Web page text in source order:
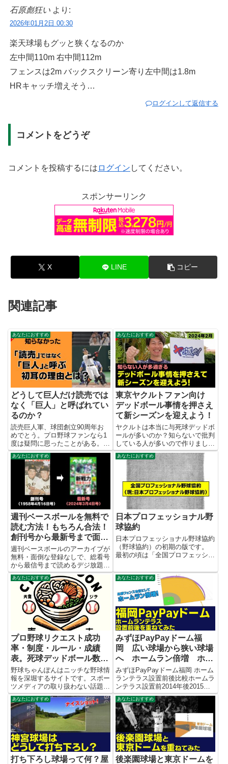
石原彪狂い より:
2026年01月2日 00:30
楽天球場もグッと狭くなるのか
左中間110m 右中間112m
フェンスは2m バックスクリーン寄り左中間は1.8m
HRキャッチ増えそう…
ログインして返信する
コメントをどうぞ
コメントを投稿するには ログイン してください。
スポンサーリンク
X LINE コピー
関連記事
あなたにおすすめ
どうして巨人だけ読売では
なく「巨人」と呼ばれてい
るのか？
読売巨人軍、球団創立90周年お
めでとう。プロ野球ファンなら1
度は疑問に思ったことがある。
「読売」ではなく「巨人」という
呼び方の理由を調べたら面白かっ
たのでご紹介する。
あなたにおすすめ
東京ヤクルトファン向け
デッドボール事情を押さえ
て新シーズンを迎えよう！
ヤクルトは本当に与死球デッドボ
ールが多いのか？知らないで批判
している人が多いので作りまし
た。 この動画はゴミ球団と言わ
れてショックを受けてしまった東
京ヤクルトファンのうちの、おそ
らくプロ野球ファン歴の浅い方向
けに制作したものである。 そし
て...
あなたにおすすめ
週刊ベースボールを無料で
読む方法！もちろん合法！
創刊号から最新号まで面倒
な登録なしでOK！
週刊ベースボールのアーカイブが
無料・面倒な登録なしで、総看号
から最信号まで読めるデジ放題サ
ービスがすごいので紹介する。
発行元であるベースボールマガジ
ン社の正規サービスなのでもちろ
ん合法安心して試してみて欲しい
手順１ ↓のリンクからデジ放...
あなたにおすすめ
日本プロフェッショナル野
球協約
日本プロフェッショナル野球協約
（野球協約）の初期の版です。
最初の頃は「全国プロフェッショ
のですね。 また、未審議事項と
いう位置付けの条文があることも
わかります。 野球協約を研究さ
れている方やマニアの方に喜んで
いただけるかと。 ちなみに、
2000年頃以降の版は日本プロ野
球選手会サイトにアップされてい
ます。
あなたにおすすめ
プロ野球リクエスト成功
率・制度・ルール・成績
表。死球デッドボール数集
計。みんなで監督采配を評
価する。
野球ちゃんぽんはニッチな野球情
報を深堀するサイトです。スポー
ツメディアの取り扱わない話題を
独自の視点で調べたり集計したり
しています。
あなたにおすすめ
みずほPayPayドーム福
岡 広い球場から狭い球場
へ ホームラン倍増 ホー
ムランテラス設置前後のフ
ェアゾーン面積を比較
みずほPayPayドーム福岡 ホーム
ランテラス設置前後比較ホームラ
ンテラス設置前2014年後2015年
中堅122m〃左右中間116m110m
両翼100m〃外野フェンス高
5.84m4.2mフェアゾーン面積
10296.309㎡9648.748㎡...
あなたにおすすめ
打ち下ろし球場って何？屋
あなたにおすすめ
後楽園球場と東京ドームを